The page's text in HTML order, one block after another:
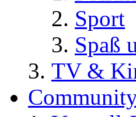
Sport
Spaß
TV &